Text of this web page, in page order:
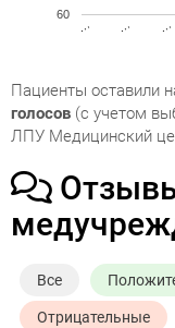
… … …
60
Пациенты оставили
голосов (с учетом
ЛПУ Медицинский
Все
Отрицательные